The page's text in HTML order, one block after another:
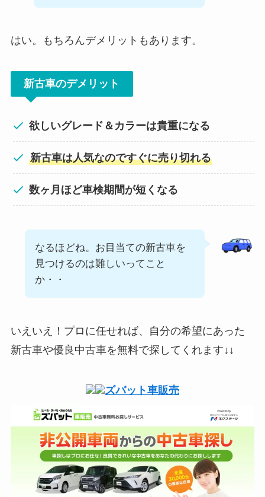
はい。もちろんデメリットもあります。
新古車のデメリット
欲しいグレード＆カラーは貴重になる
新古車は人気なのですぐに売り切れる
数ヶ月ほど車検期間が短くなる
なるほどね。お目当ての新古車を
見つけるのは難しいってこと
か・・
いえいえ！プロに任せれば、自分の希望にあった
新古車や優良中古車を無料で探してくれます↓↓
ズバット車販売